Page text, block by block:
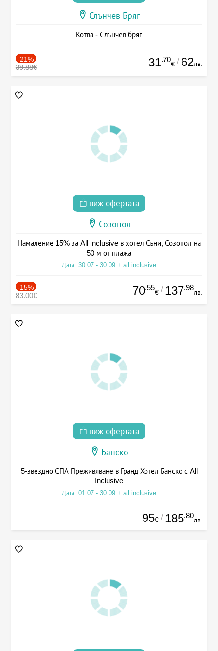
Слънчев Бряг
Котва - Слънчев бряг
-21%
39.88€ 31.70
€ / 62лв.
виж офертата
Созопол
Намаление 15% за All Inclusive в хотел Съни, Созопол на
50 м от плажа
Дата: 30.07 - 30.09 + all inclusive
-15%
83.00€ 70.55
€ / 137.98
лв.
виж офертата
Банско
5-звездно СПА Преживяване в Гранд Хотел Банско с All
Inclusive
Дата: 01.07 - 30.09 + all inclusive
95€ / 185.80
лв.